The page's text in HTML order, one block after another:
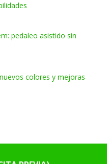
pedaleo asistido sin
colores y mejoras